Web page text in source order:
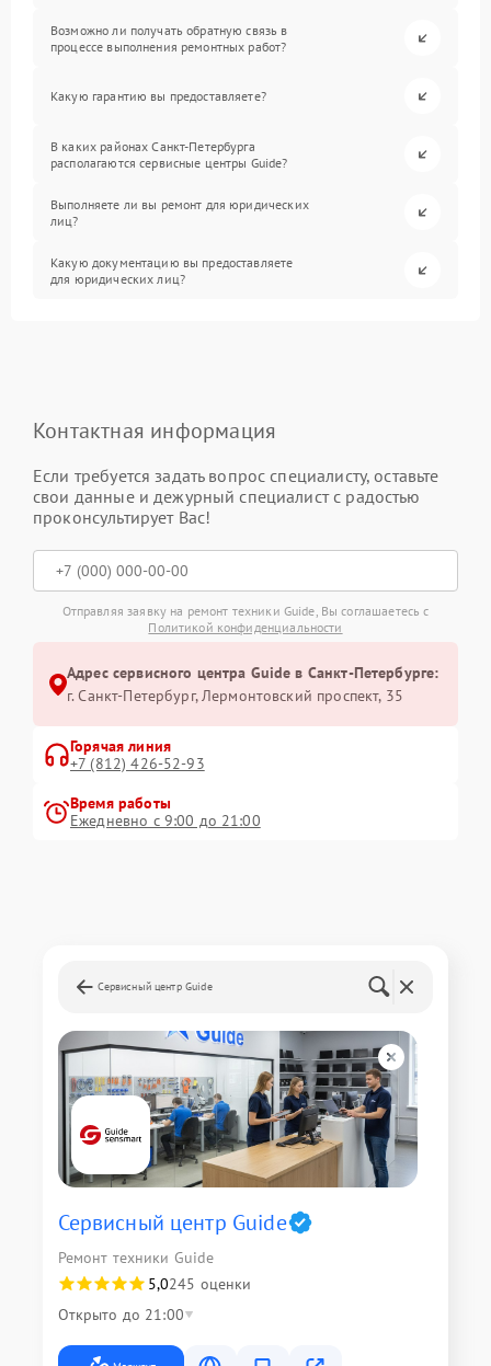
Возможно ли получать обратную связь в
процессе выполнения ремонтных работ?
Какую гарантию вы предоставляете?
В каких районах Санкт-Петербурга
располагаются сервисные центры Guide?
Выполняете ли вы ремонт для юридических
лиц?
Какую документацию вы предоставляете
для юридических лиц?
Контактная информация
Если требуется задать вопрос специалисту, оставьте
свои данные и дежурный специалист с радостью
проконсультирует Вас!
Отправляя заявку на ремонт техники Guide, Вы соглашаетесь с
Политикой конфиденциальности
Адрес сервисного центра Guide в Санкт-Петербурге:
г. Санкт-Петербург, Лермонтовский проспект, 35
Горячая линия
+7 (812) 426-52-93
Время работы
Ежедневно с 9:00 до 21:00
Сервисный центр Guide
Сервисный центр Guide
Ремонт техники Guide
5,0245 оценки
Открыто до 21:00